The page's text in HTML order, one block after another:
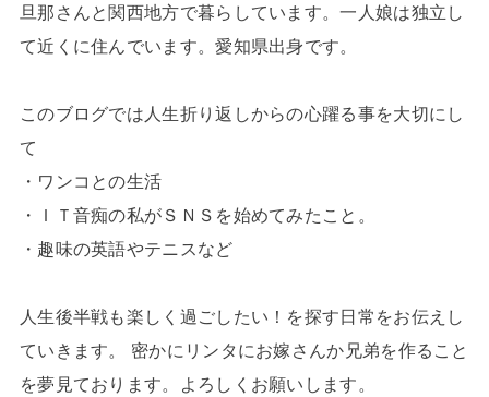
旦那さんと関西地方で暮らしています。一人娘は独立し
て近くに住んでいます。愛知県出身です。
このブログでは人生折り返しからの心躍る事を大切にし
て
・ワンコとの生活
・ＩＴ音痴の私がＳＮＳを始めてみたこと。
・趣味の英語やテニスなど
人生後半戦も楽しく過ごしたい！を探す日常をお伝えし
ていきます。 密かにリンタにお嫁さんか兄弟を作ること
を夢見ております。よろしくお願いします。